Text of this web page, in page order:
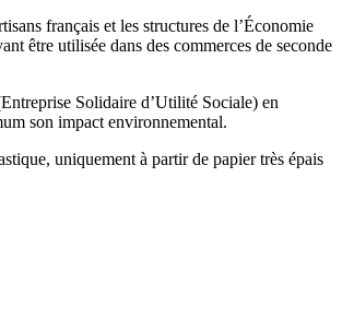
français et les structures de l’Économie
être utilisée dans des commerces de seconde
Solidaire d’Utilité Sociale) en
son impact environnemental.
uniquement à partir de papier très épais